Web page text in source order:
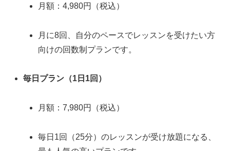
月額：4,980円（税込）
月に8回、自分のペースでレッスンを受けたい方
向けの回数制プランです。
毎日プラン（1日1回）
月額：7,980円（税込）
毎日1回（25分）のレッスンが受け放題になる、